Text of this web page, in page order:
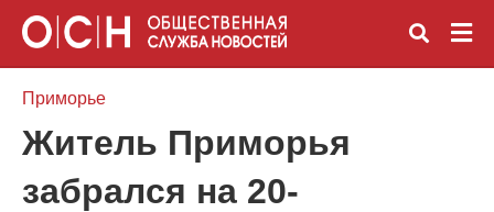
Приморье
Житель Приморья
забрался на 20-